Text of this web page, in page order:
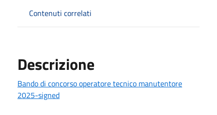
Contenuti correlati
Descrizione
Bando di concorso operatore tecnico manutentore
2025-signed